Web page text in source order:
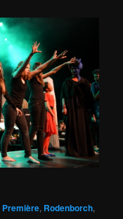
Première, Rodenborch,